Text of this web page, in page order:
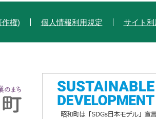
権) 個人情報利用規定 サイト利